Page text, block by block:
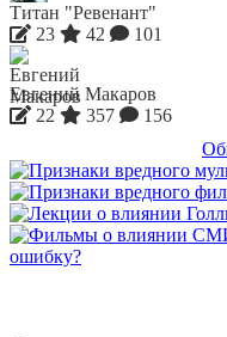
Титан "Ревенант"
23
42 101
Евгений Макаров
22
357
156
ошибку?